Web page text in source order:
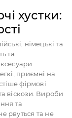
хустки:
німецькі та
та
приємні на
фірмові
віскози. Вироби
та
рвуться та не